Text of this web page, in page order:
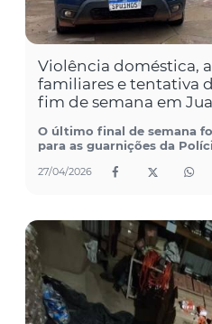
Violência doméstica,
familiares e tentativa
fim de semana em
O último final de semana
para as guarnições da
27/04/2026